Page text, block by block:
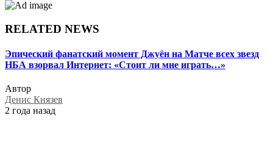
RELATED NEWS
Эпический фанатский момент Джуён на Матче всех звезд
НБА взорвал Интернет: «Стоит ли мне играть…»
Автор
Денис Князев
2 года назад